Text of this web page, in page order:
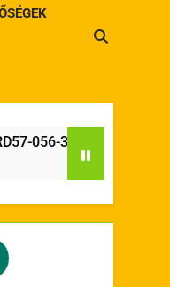
26 kódszámú